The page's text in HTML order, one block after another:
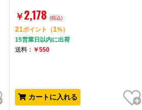
￥ 2,178 (税込)
21ポイント （1%）
15営業日以内に出荷
送料： ￥550
カートに入れる
お気に入り